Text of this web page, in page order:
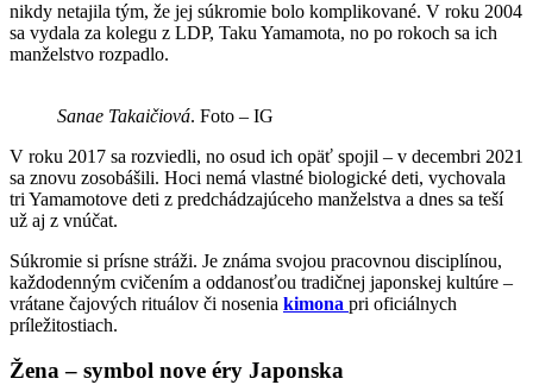
nikdy netajila tým, že jej súkromie bolo komplikované. V roku 2004
sa vydala za kolegu z LDP, Taku Yamamota, no po rokoch sa ich
manželstvo rozpadlo.
Sanae Takaičiová. Foto – IG
V roku 2017 sa rozviedli, no osud ich opäť spojil – v decembri 2021
sa znovu zosobášili. Hoci nemá vlastné biologické deti, vychovala
tri Yamamotove deti z predchádzajúceho manželstva a dnes sa teší
už aj z vnúčat.
Súkromie si prísne stráži. Je známa svojou pracovnou disciplínou,
každodenným cvičením a oddanosťou tradičnej japonskej kultúre –
vrátane čajových rituálov či nosenia kimona pri oficiálnych
príležitostiach.
Žena – symbol nove éry Japonska